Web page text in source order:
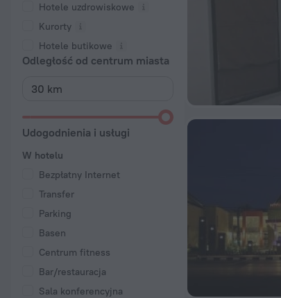
Hotele uzdrowiskowe
Kurorty
Hotele butikowe
Odległość od centrum miasta
Udogodnienia i usługi
W hotelu
Bezpłatny Internet
Transfer
Parking
Basen
Centrum fitness
Bar/restauracja
Sala konferencyjna